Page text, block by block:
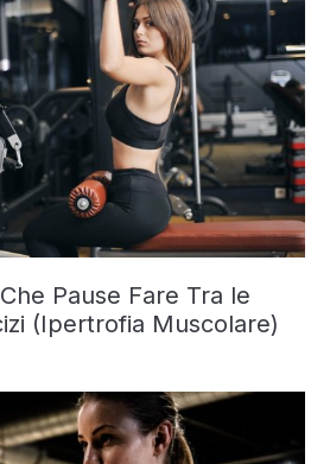
Pause Fare Tra le
(Ipertrofia Muscolare)